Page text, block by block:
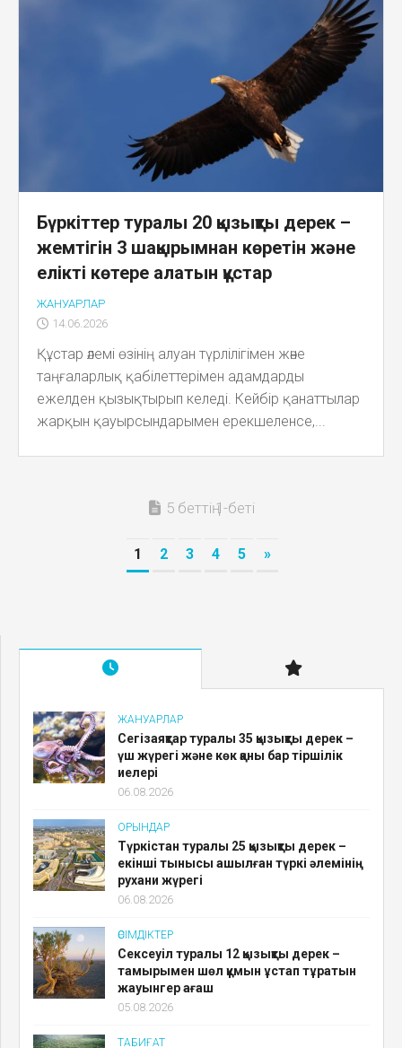
Бүркіттер туралы 20 қызықты дерек –
жемтігін 3 шақырымнан көретін және
елікті көтере алатын құстар
ЖАНУАРЛАР
14.06.2026
Құстар әлемі өзінің алуан түрлілігімен және
таңғаларлық қабілеттерімен адамдарды
ежелден қызықтырып келеді. Кейбір қанаттылар
жарқын қауырсындарымен ерекшеленсе,...
5 беттің 1-беті
1 2 3 4 5 »
ЖАНУАРЛАР
Сегізаяқтар туралы 35 қызықты дерек –
үш жүрегі және көк қаны бар тіршілік
иелері
06.08.2026
ОРЫНДАР
Түркістан туралы 25 қызықты дерек –
екінші тынысы ашылған түркі әлемінің
рухани жүрегі
06.08.2026
ӨСІМДІКТЕР
Сексеуіл туралы 12 қызықты дерек –
тамырымен шөл құмын ұстап тұратын
жауынгер ағаш
05.08.2026
ТАБИҒАТ